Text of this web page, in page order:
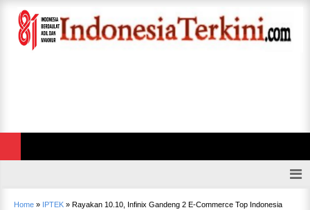
Home » IPTEK » Rayakan 10.10, Infinix Gandeng 2 E-Commerce Top Indonesia